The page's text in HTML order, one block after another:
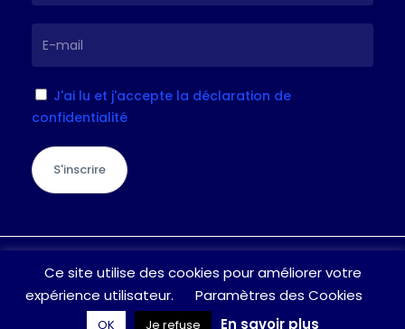
J'ai lu et j'accepte la déclaration de
confidentialité
S'inscrire
question / suggestion, n’hésitez pas à
laisser un message
Ce site utilise des cookies pour améliorer votre
expérience utilisateur.
Paramètres des Cookies
OK Je refuse En savoir plus